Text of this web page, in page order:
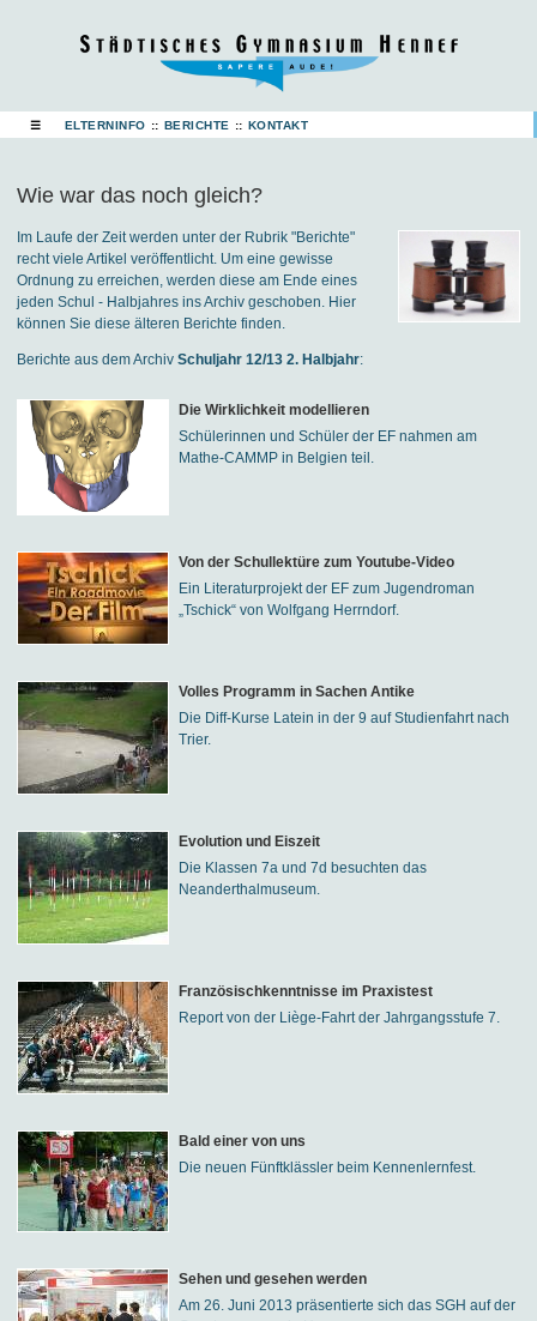
☰ ELTERNINFO :: BERICHTE :: KONTAKT
Wie war das noch gleich?
Im Laufe der Zeit werden unter der Rubrik "Berichte"
recht viele Artikel veröffentlicht. Um eine gewisse
Ordnung zu erreichen, werden diese am Ende eines
jeden Schul - Halbjahres ins Archiv geschoben. Hier
können Sie diese älteren Berichte finden.
Berichte aus dem Archiv Schuljahr 12/13 2. Halbjahr:
Die Wirklichkeit modellieren
Schülerinnen und Schüler der EF nahmen am
Mathe-CAMMP in Belgien teil.
Von der Schullektüre zum Youtube-Video
Ein Literaturprojekt der EF zum Jugendroman
„Tschick“ von Wolfgang Herrndorf.
Volles Programm in Sachen Antike
Die Diff-Kurse Latein in der 9 auf Studienfahrt nach
Trier.
Evolution und Eiszeit
Die Klassen 7a und 7d besuchten das
Neanderthalmuseum.
Französischkenntnisse im Praxistest
Report von der Liège-Fahrt der Jahrgangsstufe 7.
Bald einer von uns
Die neuen Fünftklässler beim Kennenlernfest.
Sehen und gesehen werden
Am 26. Juni 2013 präsentierte sich das SGH auf der